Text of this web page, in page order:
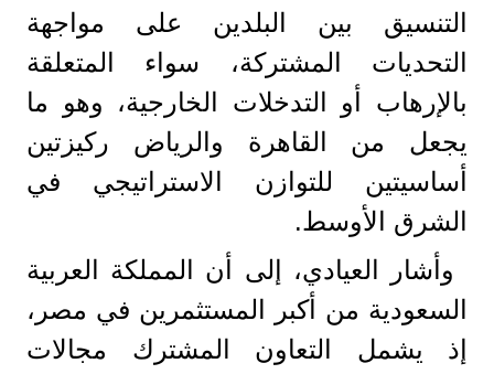
التنسيق بين البلدين على مواجهة
التحديات المشتركة، سواء المتعلقة
بالإرهاب أو التدخلات الخارجية، وهو ما
يجعل من القاهرة والرياض ركيزتين
أساسيتين للتوازن الاستراتيجي في
الشرق الأوسط.
وأشار العيادي، إلى أن المملكة العربية
السعودية من أكبر المستثمرين في مصر،
إذ يشمل التعاون المشترك مجالات